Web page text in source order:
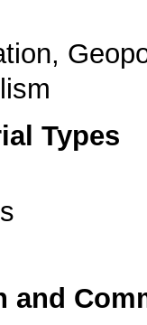
Types
and